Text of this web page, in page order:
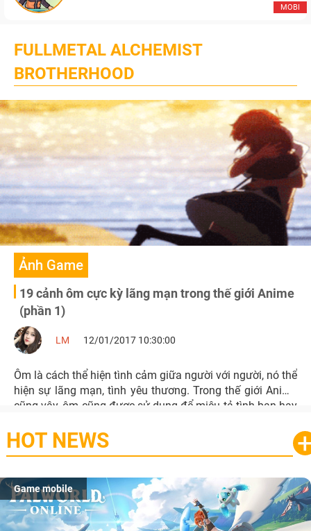
MOBI
FULLMETAL ALCHEMIST
BROTHERHOOD
Ảnh Game
19 cảnh ôm cực kỳ lãng mạn trong thế giới Anime
(phần 1)
LM 12/01/2017 10:30:00
Ôm là cách thể hiện tình cảm giữa người với người, nó thể
hiện sự lãng mạn, tình yêu thương. Trong thế giới Anime
cũng vậy, ôm cũng được sử dụng để miêu tả tình bạn hay
HOT NEWS
Game mobile